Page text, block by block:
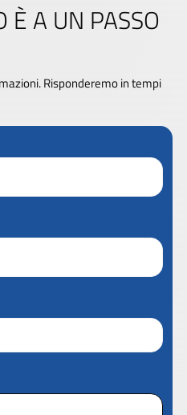
È A UN PASSO
Risponderemo in tempi